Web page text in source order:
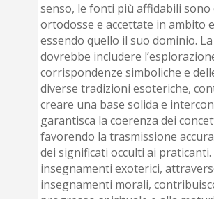
senso, le fonti più affidabili sono
ortodosse e accettate in ambito
essendo quello il suo dominio.
dovrebbe includere
corrispondenze simboliche e
diverse tradizioni esoteriche,
creare una base solida e
garantisca la coerenza dei
favorendo la trasmissione
dei significati occulti ai praticanti.
insegnamenti exoterici,
insegnamenti morali,